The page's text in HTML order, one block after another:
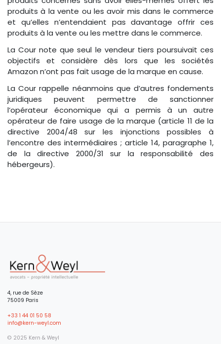
produits à la vente ou les avoir mis dans le commerce
et qu’elles n’entendaient pas davantage offrir ces
produits à la vente ou les mettre dans le commerce.
La Cour note que seul le vendeur tiers poursuivait ces
objectifs et considère dès lors que les sociétés
Amazon n’ont pas fait usage de la marque en cause.
La Cour rappelle néanmoins que d’autres fondements
juridiques peuvent permettre de sanctionner
l’opérateur économique qui a permis à un autre
opérateur de faire usage de la marque (article 11 de la
directive 2004/48 sur les injonctions possibles à
l’encontre des intermédiaires ; article 14, paragraphe 1,
de la directive 2000/31 sur la responsabilité des
hébergeurs).
4, rue de Sèze
75009 Paris
+33 1 44 01 50 58
info@kern-weyl.com
© 2025 Kern & Weyl